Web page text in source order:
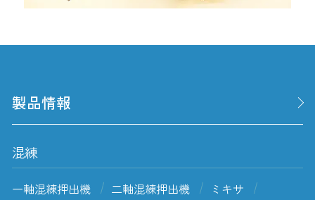
製品情報
混練
一軸混練押出機 二軸混練押出機
ミキサ